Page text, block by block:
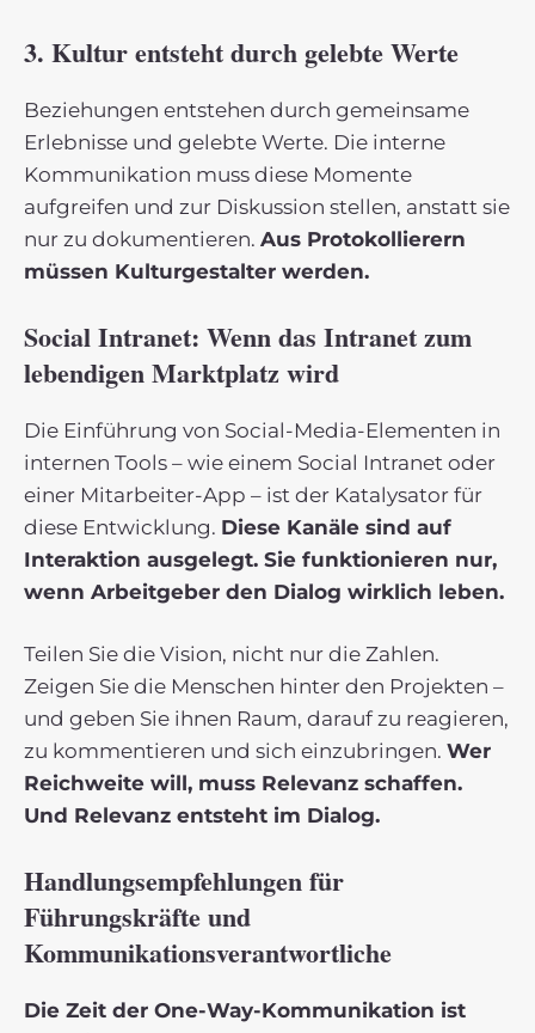
3. Kultur entsteht durch gelebte Werte
Beziehungen entstehen durch gemeinsame
Erlebnisse und gelebte Werte. Die interne
Kommunikation muss diese Momente
aufgreifen und zur Diskussion stellen, anstatt sie
nur zu dokumentieren. Aus Protokollierern
müssen Kulturgestalter werden.
Social Intranet: Wenn das Intranet zum
lebendigen Marktplatz wird
Die Einführung von Social-Media-Elementen in
internen Tools – wie einem Social Intranet oder
einer Mitarbeiter-App – ist der Katalysator für
diese Entwicklung. Diese Kanäle sind auf
Interaktion ausgelegt. Sie funktionieren nur,
wenn Arbeitgeber den Dialog wirklich leben.
Teilen Sie die Vision, nicht nur die Zahlen.
Zeigen Sie die Menschen hinter den Projekten –
und geben Sie ihnen Raum, darauf zu reagieren,
zu kommentieren und sich einzubringen. Wer
Reichweite will, muss Relevanz schaffen.
Und Relevanz entsteht im Dialog.
Handlungsempfehlungen für
Führungskräfte und
Kommunikationsverantwortliche
Die Zeit der One-Way-Kommunikation ist